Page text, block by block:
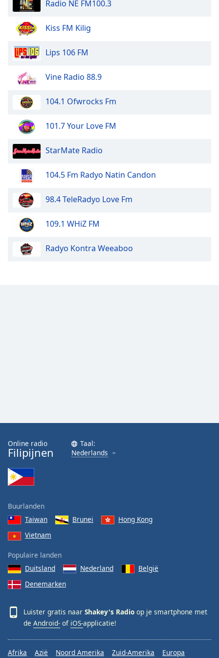
dialog
window.
Escape
cancel
close
window.
Color
Background
Opacity
Font
Family
Reset
Close
Modal
Dialog
End
dialog
window.
Radio NE FM100.3
Kiss FM Kilig
Lips 106 FM
Vine Radio 88.9
104.1 Ofwrocks Fm
101.7 Your Love FM
StarMate Radio
104.5 Fm Radyo Natin Candon
98.4 TeleRadyo Love Fm
109.1 WHiZ FM
Radyo Kontra Weeaboo
Online radio
Filipijnen
Taal:
Nederlands
Buurlanden
Taiwan
Brunei
Hong Kong
Vietnam
Populaire landen
Duitsland
Nederland
België
Denemarken
Luister gratis naar Shakey's Radio op je smartphone met
de Android- of iOS-applicatie!
Afrika Azië Noord Amerika Zuid-Amerika Europa